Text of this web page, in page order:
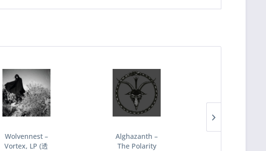
Wolvennest ‎–
Vortex, LP (透
Alghazanth ‎–
The Polarity